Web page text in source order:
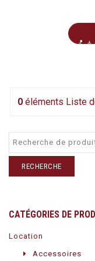
+
0 éléments Liste
RECHERCHE
CATÉGORIES DE
Location
Accessoires